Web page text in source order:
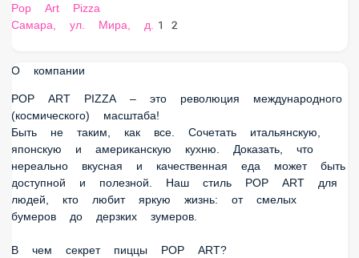
Pop Art Pizza
Самара, ул. Мира, д.12
О компании
POP ART PIZZA – это революция международного
(космического) масштаба!
Быть не таким, как все. Сочетать итальянскую, японскую и
американскую кухню. Доказать, что нереально вкусная и
качественная еда может быть доступной и полезной. Наш
стиль POP ART для людей, кто любит яркую жизнь: от
смелых бумеров до дерзких зумеров.
В уникальном тесте по авторской рецептуре бренд-шефа. В